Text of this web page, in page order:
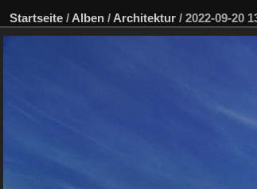
Startseite / Alben / Architektur / 2022-09-20